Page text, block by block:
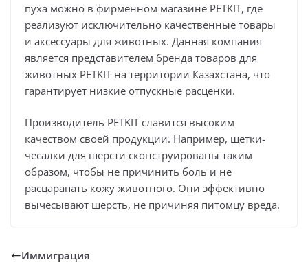
пуха можно в фирменном магазине PETKIT, где
реализуют исключительно качественные товары
и аксессуары для животных. Данная компания
является представителем бренда товаров для
животных PETKIT на территории Казахстана, что
гарантирует низкие отпускные расценки.
Производитель PETKIT славится высоким
качеством своей продукции. Например, щетки-
чесалки для шерсти сконструированы таким
образом, чтобы не причинить боль и не
расцарапать кожу животного. Они эффективно
вычесывают шерсть, не причиняя питомцу вреда.
Иммиграция